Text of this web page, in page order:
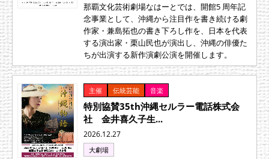
那覇文化芸術劇場なはーとでは、開館5 周年記
念事業として、沖縄から注目作を書き続ける劇
作家・兼島拓也の書き下ろし作を、日本を代表
する演出家・栗山民也が演出し、沖縄の俳優た
ちが出演する新作演劇公演を開催します。
主催 伝統芸能 音楽
特別協賛35th沖縄セルラー電話株式会
社 金井喜久子生...
2026.12.27
大劇場